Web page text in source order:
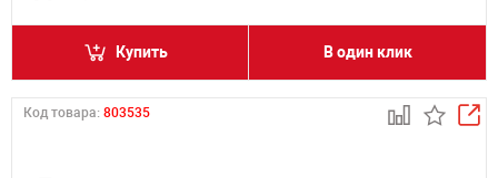
Купить В один клик
Код товара: 803535